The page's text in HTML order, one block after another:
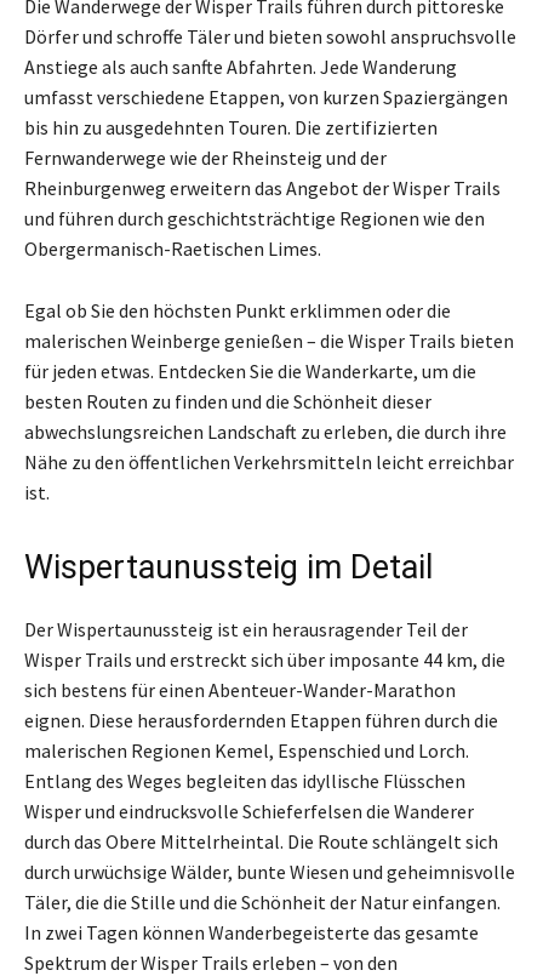
Die Wanderwege der Wisper Trails führen durch pittoreske
Dörfer und schroffe Täler und bieten sowohl anspruchsvolle
Anstiege als auch sanfte Abfahrten. Jede Wanderung
umfasst verschiedene Etappen, von kurzen Spaziergängen
bis hin zu ausgedehnten Touren. Die zertifizierten
Fernwanderwege wie der Rheinsteig und der
Rheinburgenweg erweitern das Angebot der Wisper Trails
und führen durch geschichtsträchtige Regionen wie den
Obergermanisch-Raetischen Limes.
Egal ob Sie den höchsten Punkt erklimmen oder die
malerischen Weinberge genießen – die Wisper Trails bieten
für jeden etwas. Entdecken Sie die Wanderkarte, um die
besten Routen zu finden und die Schönheit dieser
abwechslungsreichen Landschaft zu erleben, die durch ihre
Nähe zu den öffentlichen Verkehrsmitteln leicht erreichbar
ist.
Wispertaunussteig im Detail
Der Wispertaunussteig ist ein herausragender Teil der
Wisper Trails und erstreckt sich über imposante 44 km, die
sich bestens für einen Abenteuer-Wander-Marathon
eignen. Diese herausfordernden Etappen führen durch die
malerischen Regionen Kemel, Espenschied und Lorch.
Entlang des Weges begleiten das idyllische Flüsschen
Wisper und eindrucksvolle Schieferfelsen die Wanderer
durch das Obere Mittelrheintal. Die Route schlängelt sich
durch urwüchsige Wälder, bunte Wiesen und geheimnisvolle
Täler, die die Stille und die Schönheit der Natur einfangen.
In zwei Tagen können Wanderbegeisterte das gesamte
Spektrum der Wisper Trails erleben – von den